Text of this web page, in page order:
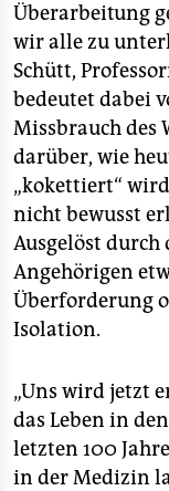
Überarbeitung
wir alle zu
Schütt,
bedeutet dabei
Missbrauch des
darüber, wie
„kokettiert“
nicht bewusst
Ausgelöst durch
Angehörigen
Überforderung
Isolation.
„Uns wird jetzt
das Leben in
letzten 100
in der Medizin